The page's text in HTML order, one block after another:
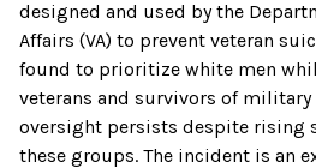
designed and used by the
Affairs (VA) to prevent veteran
found to prioritize white men
veterans and survivors of military
oversight persists despite rising
these groups. The incident is an